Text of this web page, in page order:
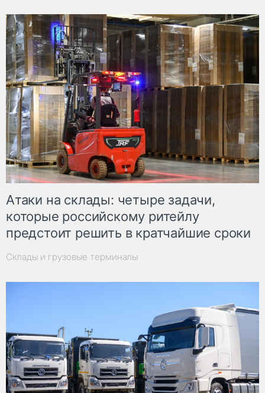
Атаки на склады: четыре задачи,
которые российскому ритейлу
предстоит решить в кратчайшие сроки
Склады и грузовые терминалы